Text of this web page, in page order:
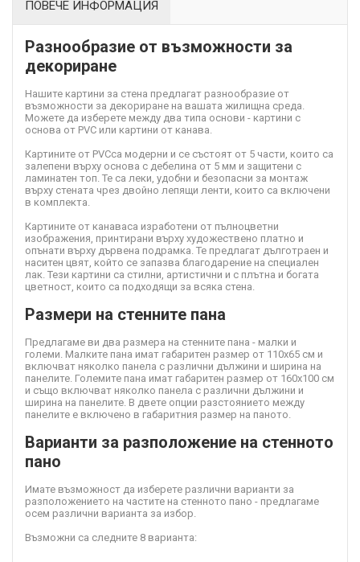
ПОВЕЧЕ ИНФОРМАЦИЯ
Разнообразие от възможности за
декориране
Нашите картини за стена предлагат разнообразие от
възможности за декориране на вашата жилищна среда.
Можете да изберете между два типа основи - картини с
основа от PVC или картини от канава.
Картините от PVCса модерни и се състоят от 5 части, които са
залепени върху основа с дебелина от 5 мм и защитени с
ламинатен топ. Те са леки, удобни и безопасни за монтаж
върху стената чрез двойно лепящи ленти, които са включени
в комплекта.
Картините от канаваса изработени от пълноцветни
изображения, принтирани върху художествено платно и
опънати върху дървена подрамка. Те предлагат дълготраен и
наситен цвят, който се запазва благодарение на специален
лак. Тези картини са стилни, артистични и с плътна и богата
цветност, които са подходящи за всяка стена.
Размери на стенните пана
Предлагаме ви два размера на стенните пана - малки и
големи. Малките пана имат габаритен размер от 110х65 см и
включват няколко панела с различни дължини и ширина на
панелите. Големите пана имат габаритен размер от 160х100 см
и също включват няколко панела с различни дължини и
ширина на панелите. В двете опции разстоянието между
панелите е включено в габаритния размер на паното.
Варианти за разположение на стенното
пано
Имате възможност да изберете различни варианти за
разположението на частите на стенното пано - предлагаме
осем различни варианта за избор.
Възможни са следните 8 варианта: